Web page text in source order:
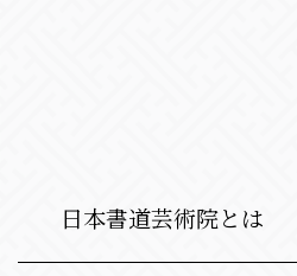
日本書道芸術院とは